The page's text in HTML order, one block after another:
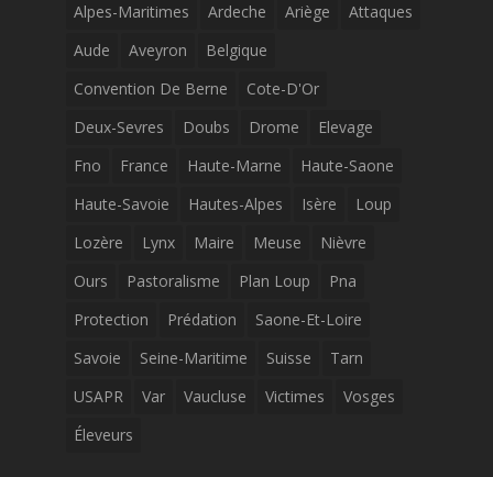
Alpes-Maritimes
Ardeche Ariège
Attaques
Aude
Aveyron
Belgique
Convention De Berne
Cote-D'Or
Deux-Sevres
Doubs Drome
Elevage
Fno
France Haute-Marne
Haute-Saone
Haute-Savoie
Hautes-Alpes Isère
Loup
Lozère
Lynx Maire Meuse
Nièvre
Ours
Pastoralisme Plan Loup
Pna
Protection
Prédation
Saone-Et-Loire
Savoie
Seine-Maritime Suisse
Tarn
USAPR
Var Vaucluse Victimes
Vosges
Éleveurs